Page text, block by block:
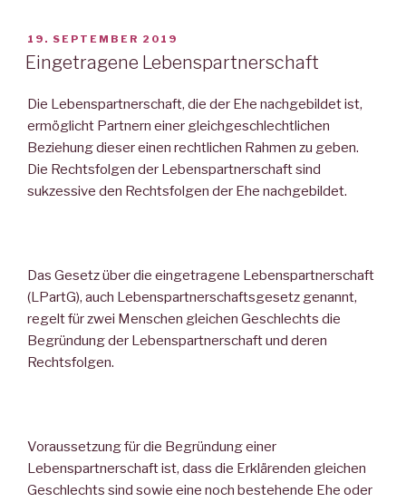
VERÖFFENTLICHT
AM
19. SEPTEMBER 2019
Eingetragene Lebenspartnerschaft
Die Lebenspartnerschaft, die der Ehe nachgebildet ist,
ermöglicht Partnern einer gleichgeschlechtlichen
Beziehung dieser einen rechtlichen Rahmen zu geben.
Die Rechtsfolgen der Lebenspartnerschaft sind
sukzessive den Rechtsfolgen der Ehe nachgebildet.
Das Gesetz über die eingetragene Lebenspartnerschaft
(LPartG), auch Lebenspartnerschaftsgesetz genannt,
regelt für zwei Menschen gleichen Geschlechts die
Begründung der Lebenspartnerschaft und deren
Rechtsfolgen.
Voraussetzung für die Begründung einer
Lebenspartnerschaft ist, dass die Erklärenden gleichen
Geschlechts sind sowie eine noch bestehende Ehe oder